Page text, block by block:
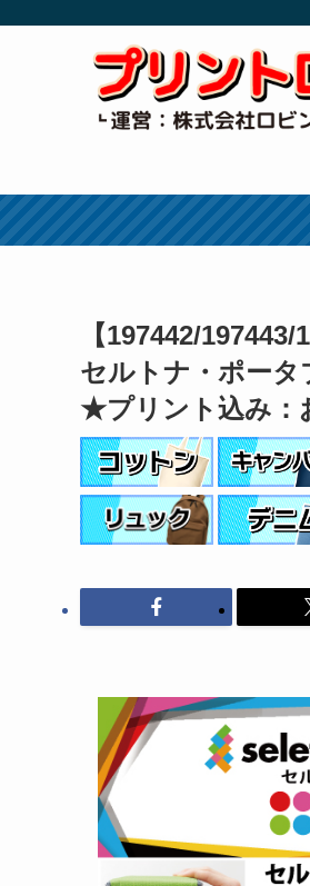
【197442/197443/
セルトナ・ポータ
★プリント込み：